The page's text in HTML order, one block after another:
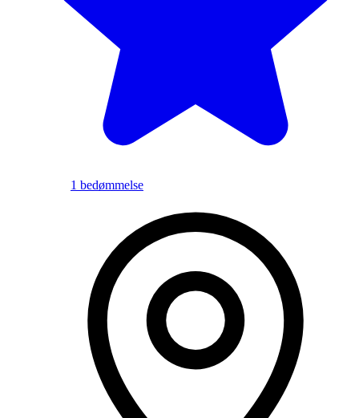
1 bedømmelse